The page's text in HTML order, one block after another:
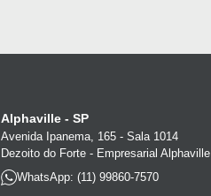
Alphaville - SP
Avenida Ipanema, 165 - Sala 1014
Dezoito do Forte - Empresarial Alphaville
WhatsApp: (11) 99860-7570